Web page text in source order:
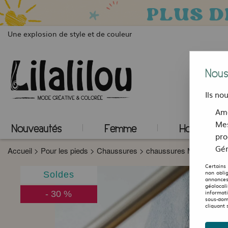
Une explosion de style et de couleur
Nouveautés Femme Homme
Accueil > Pour les pieds > Chaussures > chaussures Morrison
Soldes
- 30 %
Ils
Certains
non
sous-
cliquant